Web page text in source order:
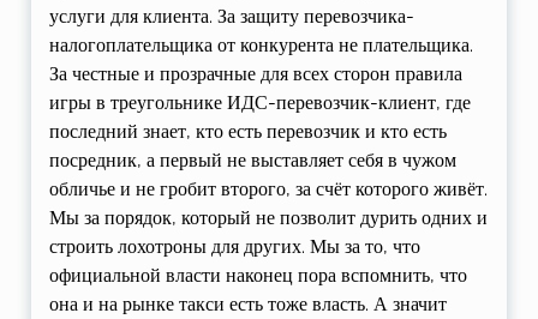
услуги для клиента. За защиту перевозчика-
налогоплательщика от конкурента не плательщика.
За честные и прозрачные для всех сторон правила
игры в треугольнике ИДС-перевозчик-клиент, где
последний знает, кто есть перевозчик и кто есть
посредник, а первый не выставляет себя в чужом
обличье и не гробит второго, за счёт которого живёт.
Мы за порядок, который не позволит дурить одних и
строить лохотроны для других. Мы за то, что
официальной власти наконец пора вспомнить, что
она и на рынке такси есть тоже власть. А значит